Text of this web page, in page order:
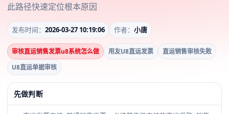
此路径快速定位根本原因
发布时间： 2026-03-27 10:19:06 作者： 小唐
审核直运销售发票u8系统怎么做 用友U8直运发票
直运销售审核失败
U8直运单据审核
先做判断